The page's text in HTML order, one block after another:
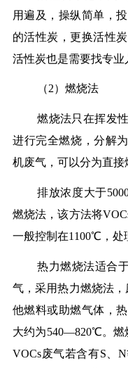
用遍及，操纵简单，
的活性炭，更换活性
活性炭也是需要找专业
（2）燃烧法
燃烧法只在挥发
进行完全燃烧，分解
机废气，可以分为直接
排放浓度大于
燃烧法，该方法将
一般控制在1100℃，处
热力燃烧法适合
气，采用热力燃烧法
他燃料或助燃气体，
大约为540—820℃。燃
VOCs废气若含有S、